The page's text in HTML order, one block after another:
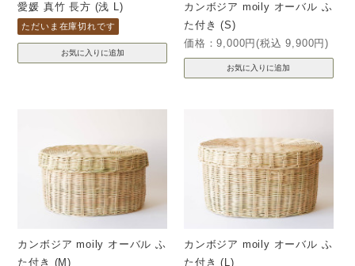
愛媛 真竹 長方 (浅 L)
ただいま在庫切れです
カンボジア moily オーバル ふ
た付き (S)
価格：9,000円(税込 9,900円)
カンボジア moily オーバル ふ
た付き (M)
カンボジア moily オーバル ふ
た付き (L)